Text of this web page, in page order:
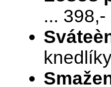
... 398,-